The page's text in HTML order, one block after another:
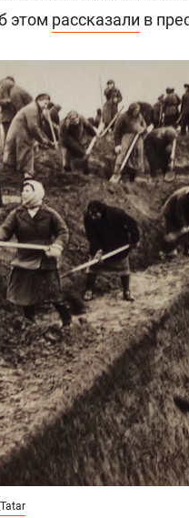
этом рассказали в
как
когда
свою